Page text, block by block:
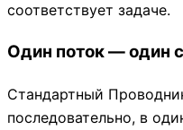
соответствует задаче.
Один поток — один
Стандартный
последовательно, в